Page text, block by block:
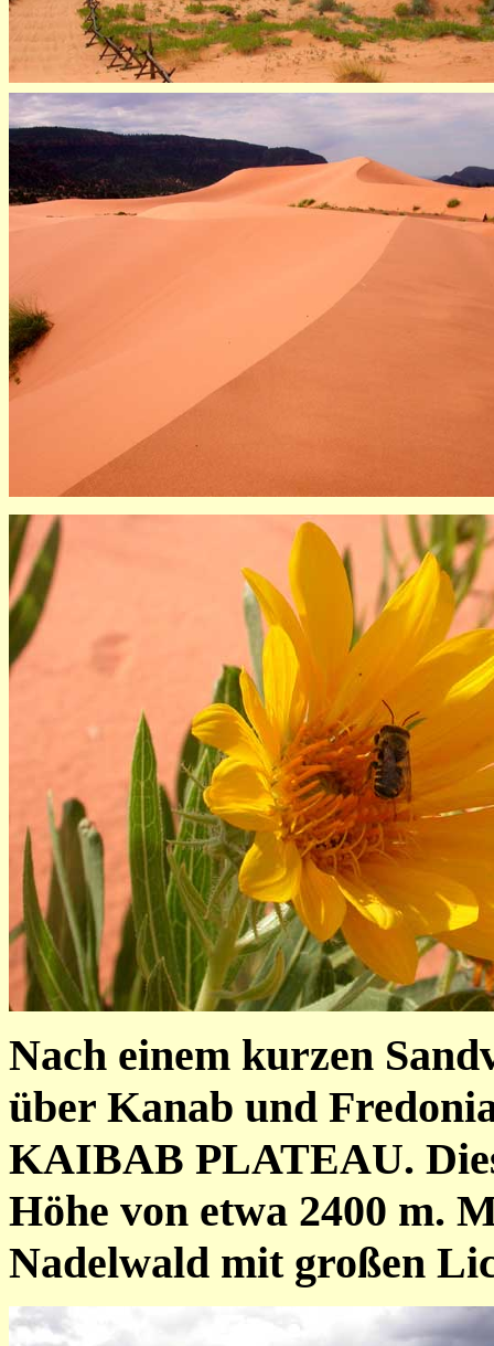
Nach einem kurzen
über Kanab und
KAIBAB PLATEAU.
Höhe von etwa 2400 m.
Nadelwald mit großen